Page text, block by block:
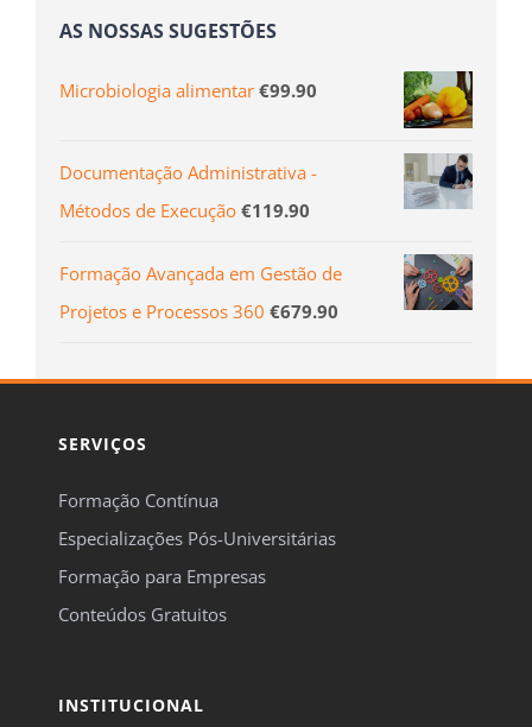
AS NOSSAS SUGESTÕES
Microbiologia alimentar €99.90
Documentação Administrativa -
Métodos de Execução €119.90
Formação Avançada em Gestão de
Projetos e Processos 360 €679.90
SERVIÇOS
Formação Contínua
Especializações Pós-Universitárias
Formação para Empresas
Conteúdos Gratuitos
INSTITUCIONAL